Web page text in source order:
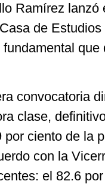
Ramírez lanzó
de
convocatoria
clase,
ciento de la
con la
el 82.6